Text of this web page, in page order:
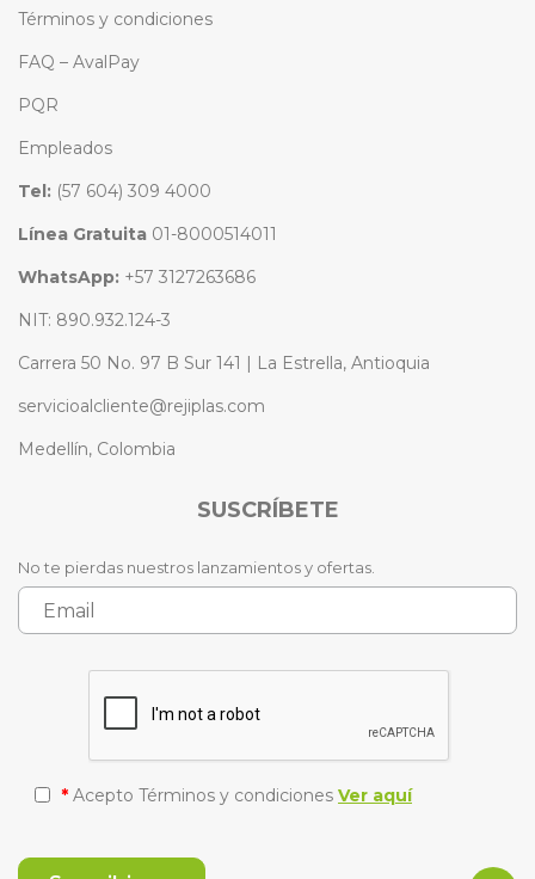
Términos y condiciones
FAQ – AvalPay
PQR
Empleados
Tel: (57 604) 309 4000
Línea Gratuita 01-8000514011
WhatsApp: +57 3127263686
NIT: 890.932.124-3
Carrera 50 No. 97 B Sur 141 | La Estrella, Antioquia
servicioalcliente@rejiplas.com
Medellín, Colombia
SUSCRÍBETE
No te pierdas nuestros lanzamientos y ofertas.
* Acepto Términos y condiciones Ver aquí